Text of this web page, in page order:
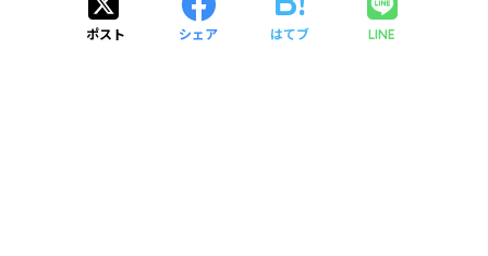
ポスト シェア はてブ LINE